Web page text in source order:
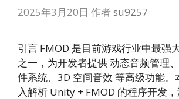
2025年3月20日 作者su9257
引言 FMOD 是目前游戏行业中最强
之一，为开发者提供 动态音频管理
件系统、3D 空间音效 等高级功能。
入解析 Unity + FMOD 的程序开发